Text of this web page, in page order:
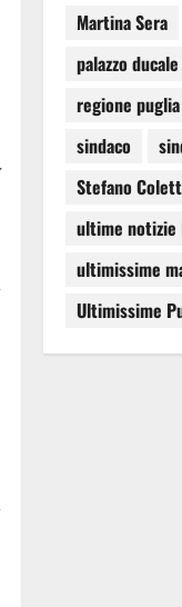
Martina Sera
palazzo ducale
regione puglia
sindaco
Stefano
ultime notizie
ultimissime
Ultimissime